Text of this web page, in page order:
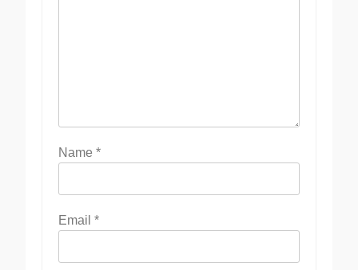
Name *
Email *